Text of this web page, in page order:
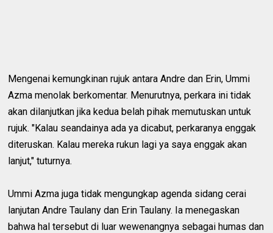
Mengenai kemungkinan rujuk antara Andre dan Erin, Ummi
Azma menolak berkomentar. Menurutnya, perkara ini tidak
akan dilanjutkan jika kedua belah pihak memutuskan untuk
rujuk. "Kalau seandainya ada ya dicabut, perkaranya enggak
diteruskan. Kalau mereka rukun lagi ya saya enggak akan
lanjut," tuturnya.
Ummi Azma juga tidak mengungkap agenda sidang cerai
lanjutan Andre Taulany dan Erin Taulany. Ia menegaskan
bahwa hal tersebut di luar wewenangnya sebagai humas dan